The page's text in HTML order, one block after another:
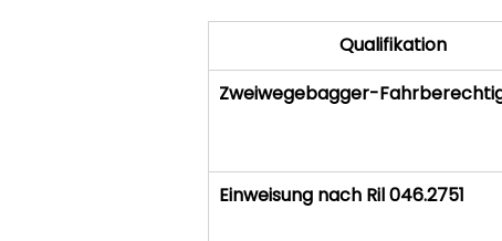
Qualifikation
Zweiwegebagger-
Einweisung nach Ril 046.2751